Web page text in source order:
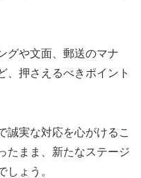
グや文面、郵送のマナ
、押さえるべきポイント
誠実な対応を心がけるこ
たまま、新たなステージ
しょう。